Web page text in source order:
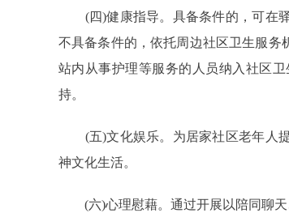
(四)健康指导。具备条件的，可在驿
不具备条件的，依托周边社区卫生服务
站内从事护理等服务的人员纳入社区
持。
(五)文化娱乐。为居家社区老年人提
神文化生活。
(六)心理慰藉。通过开展以陪同聊天